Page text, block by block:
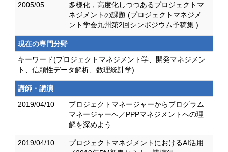
2005/05
多様化，高度化しつつあるプロジェクトマ
ネジメントの課題 (プロジェクトマネジメ
ント学会九州第2回シンポジウム予稿集.)
現在の専門分野
キーワード(プロジェクトマネジメント学、開発マネジメン
ト、信頼性データ解析、数理統計学)
講師・講演
2019/04/10
プロジェクトマネージャーからプログラム
マネージャーへ／PPPマネジメントへの理
解を深めよう
2019/04/10
プロジェクトマネジメントにおけるAI活用